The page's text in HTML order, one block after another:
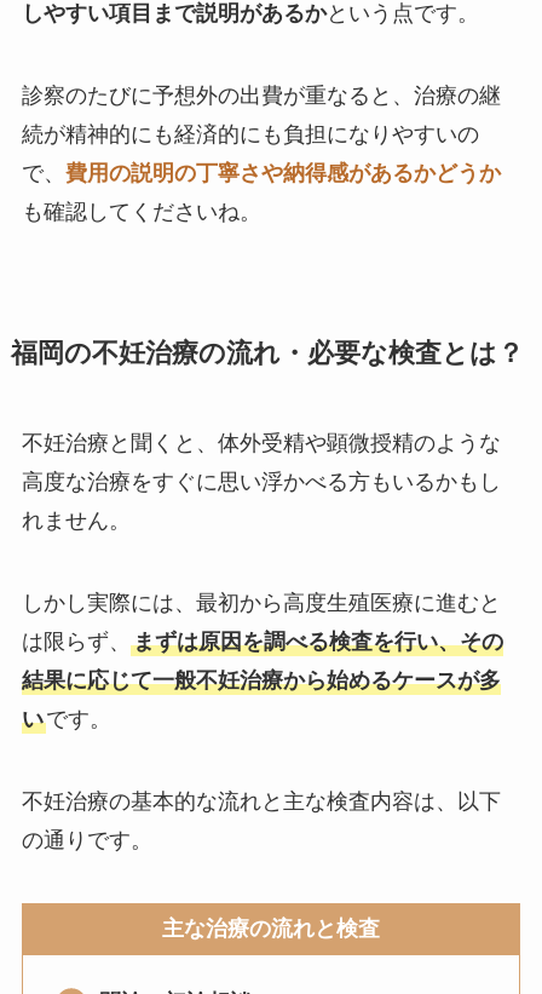
しやすい項目まで説明があるかという点です。
診察のたびに予想外の出費が重なると、治療の継
続が精神的にも経済的にも負担になりやすいの
で、 費用の説明の丁寧さや納得感があるかどうか
も確認してくださいね。
福岡の不妊治療の流れ・必要な検査とは？
不妊治療と聞くと、体外受精や顕微授精のような
高度な治療をすぐに思い浮かべる方もいるかもし
れません。
しかし実際には、最初から高度生殖医療に進むと
は限らず、 まずは原因を調べる検査を行い、その
結果に応じて一般不妊治療から始めるケースが多
いです。
不妊治療の基本的な流れと主な検査内容は、以下
の通りです。
主な治療の流れと検査